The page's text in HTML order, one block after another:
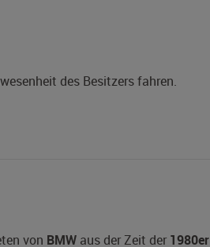
des Besitzers fahren.
von BMW aus der Zeit der 1980er